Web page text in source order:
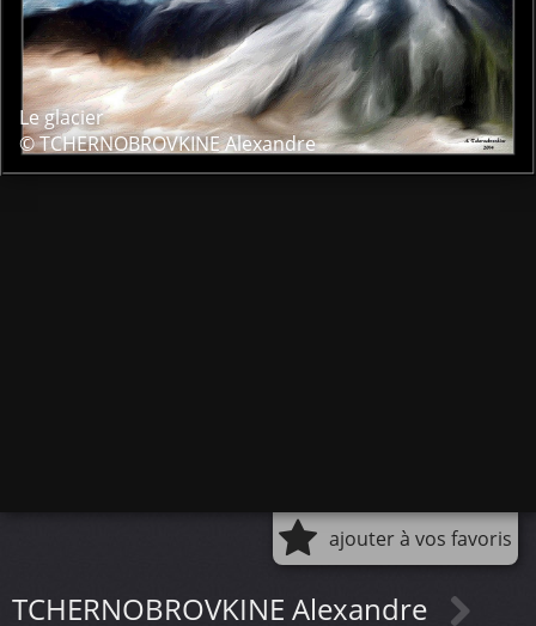
Le glacier
© TCHERNOBROVKINE Alexandre
ajouter à vos favoris
TCHERNOBROVKINE Alexandre